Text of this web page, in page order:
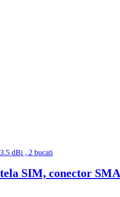
SIM, conector